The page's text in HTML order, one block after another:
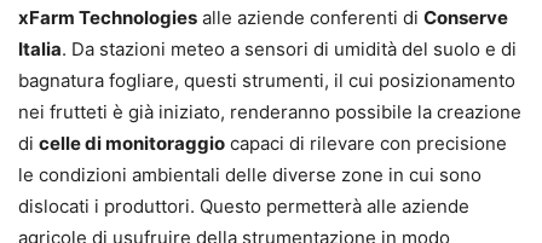
xFarm Technologies alle aziende conferenti di Conserve
Italia. Da stazioni meteo a sensori di umidità del suolo e di
bagnatura fogliare, questi strumenti, il cui posizionamento
nei frutteti è già iniziato, renderanno possibile la creazione
di celle di monitoraggio capaci di rilevare con precisione
le condizioni ambientali delle diverse zone in cui sono
dislocati i produttori. Questo permetterà alle aziende
agricole di usufruire della strumentazione in modo